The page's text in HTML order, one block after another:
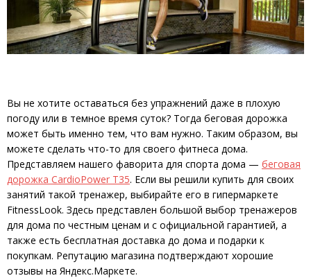
Вы не хотите оставаться без упражнений даже в плохую
погоду или в темное время суток? Тогда беговая дорожка
может быть именно тем, что вам нужно. Таким образом, вы
можете сделать что-то для своего фитнеса дома.
Представляем нашего фаворита для спорта дома — беговая
дорожка CardioPower T35. Если вы решили купить для своих
занятий такой тренажер, выбирайте его в гипермаркете
FitnessLook. Здесь представлен большой выбор тренажеров
для дома по честным ценам и с официальной гарантией, а
также есть бесплатная доставка до дома и подарки к
покупкам. Репутацию магазина подтверждают хорошие
отзывы на Яндекс.Маркете.